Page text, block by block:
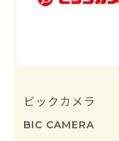
ビックカメラ
BIC CAMERA